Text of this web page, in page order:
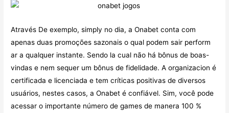
Através De exemplo, simply no dia, a Onabet conta com
apenas duas promoções sazonais o qual podem sair perform
ar a qualquer instante. Sendo la cual não há bônus de boas-
vindas e nem sequer um bônus de fidelidade. A organizacion é
certificada e licenciada e tem críticas positivas de diversos
usuários, nestes casos, a Onabet é confiável. Sim, você pode
acessar o importante número de games de manera 100 %